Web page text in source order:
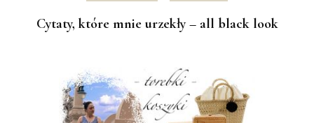
Cytaty, które mnie urzekły – all black look